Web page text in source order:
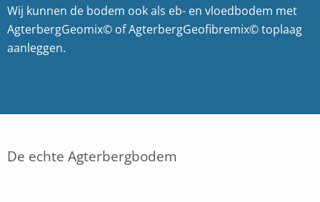
Wij kunnen de bodem ook als eb- en vloedbodem met
AgterbergGeomix© of AgterbergGeofibremix© toplaag
aanleggen.
De echte Agterbergbodem